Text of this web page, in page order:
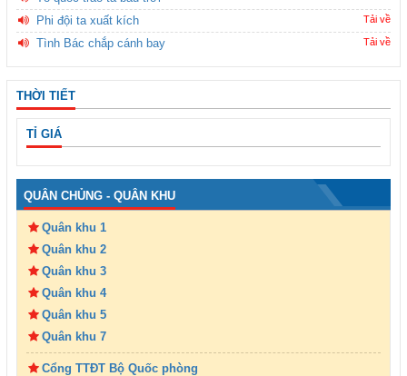
Phi đội ta xuất kích Tải về
Tình Bác chắp cánh bay Tải về
THỜI TIẾT
TỈ GIÁ
QUÂN CHỦNG - QUÂN KHU
Quân khu 1
Quân khu 2
Quân khu 3
Quân khu 4
Quân khu 5
Quân khu 7
Cổng TTĐT Bộ Quốc phòng